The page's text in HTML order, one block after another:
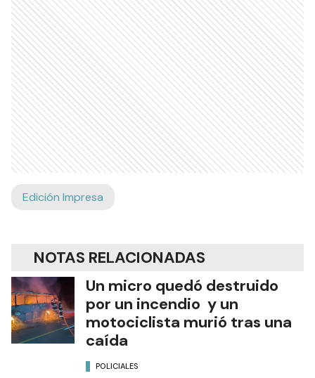
Edición Impresa
NOTAS RELACIONADAS
Un micro quedó destruido
por un incendio y un
motociclista murió tras una
caída
POLICIALES